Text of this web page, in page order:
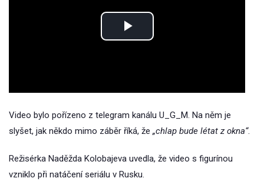
Play
Video bylo pořízeno z telegram kanálu U_G_M. Na něm je
slyšet, jak někdo mimo záběr říká, že „chlap bude létat z okna“.
Režisérka Naděžda Kolobajeva uvedla, že video s figurínou
vzniklo při natáčení seriálu v Rusku.